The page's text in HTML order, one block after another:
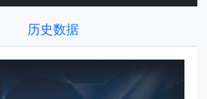
历史数据